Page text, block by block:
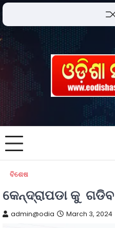
ବିଶେଷ
କେନ୍ଦ୍ରାପଡା କୁ
admin@odia March 3, 2024